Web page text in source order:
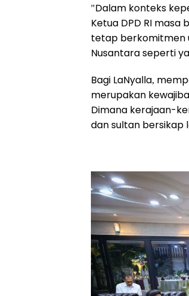
"Dalam konteks
Ketua DPD RI
tetap berkomitmen
Nusantara seperti
Bagi LaNyalla,
merupakan
Dimana kerajaan-
dan sultan bersikap